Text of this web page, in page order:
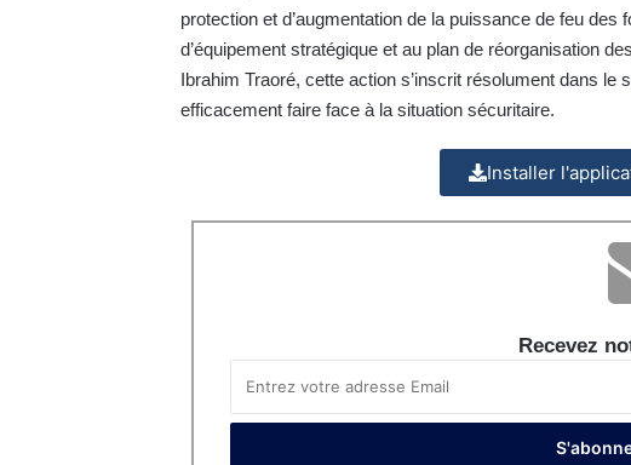
protection et d’augmentation de la puissance de feu
d’équipement stratégique et au plan de réorganisation
Ibrahim Traoré, cette action s’inscrit résolument dans le
efficacement faire face à la situation sécuritaire.
Installer
Recevez